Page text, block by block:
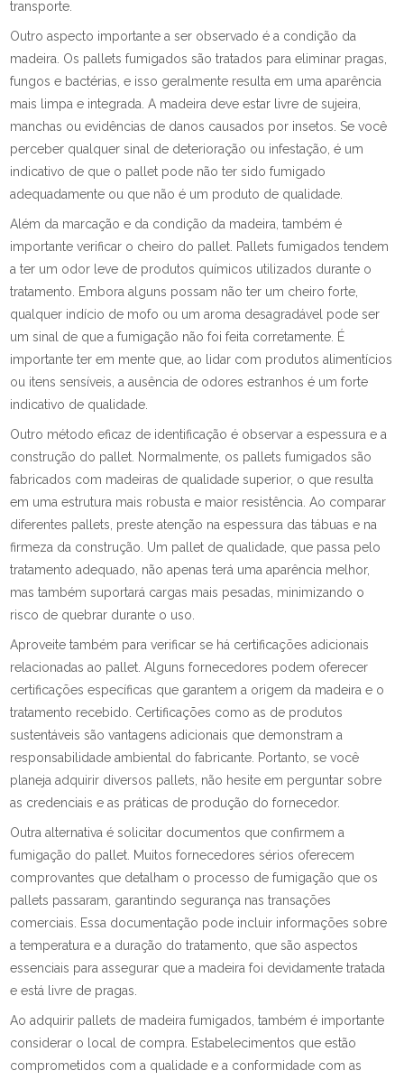
transporte.
Outro aspecto importante a ser observado é a condição da
madeira. Os pallets fumigados são tratados para eliminar pragas,
fungos e bactérias, e isso geralmente resulta em uma aparência
mais limpa e integrada. A madeira deve estar livre de sujeira,
manchas ou evidências de danos causados por insetos. Se você
perceber qualquer sinal de deterioração ou infestação, é um
indicativo de que o pallet pode não ter sido fumigado
adequadamente ou que não é um produto de qualidade.
Além da marcação e da condição da madeira, também é
importante verificar o cheiro do pallet. Pallets fumigados tendem
a ter um odor leve de produtos químicos utilizados durante o
tratamento. Embora alguns possam não ter um cheiro forte,
qualquer indício de mofo ou um aroma desagradável pode ser
um sinal de que a fumigação não foi feita corretamente. É
importante ter em mente que, ao lidar com produtos alimentícios
ou itens sensíveis, a ausência de odores estranhos é um forte
indicativo de qualidade.
Outro método eficaz de identificação é observar a espessura e a
construção do pallet. Normalmente, os pallets fumigados são
fabricados com madeiras de qualidade superior, o que resulta
em uma estrutura mais robusta e maior resistência. Ao comparar
diferentes pallets, preste atenção na espessura das tábuas e na
firmeza da construção. Um pallet de qualidade, que passa pelo
tratamento adequado, não apenas terá uma aparência melhor,
mas também suportará cargas mais pesadas, minimizando o
risco de quebrar durante o uso.
Aproveite também para verificar se há certificações adicionais
relacionadas ao pallet. Alguns fornecedores podem oferecer
certificações específicas que garantem a origem da madeira e o
tratamento recebido. Certificações como as de produtos
sustentáveis são vantagens adicionais que demonstram a
responsabilidade ambiental do fabricante. Portanto, se você
planeja adquirir diversos pallets, não hesite em perguntar sobre
as credenciais e as práticas de produção do fornecedor.
Outra alternativa é solicitar documentos que confirmem a
fumigação do pallet. Muitos fornecedores sérios oferecem
comprovantes que detalham o processo de fumigação que os
pallets passaram, garantindo segurança nas transações
comerciais. Essa documentação pode incluir informações sobre
a temperatura e a duração do tratamento, que são aspectos
essenciais para assegurar que a madeira foi devidamente tratada
e está livre de pragas.
Ao adquirir pallets de madeira fumigados, também é importante
considerar o local de compra. Estabelecimentos que estão
comprometidos com a qualidade e a conformidade com as